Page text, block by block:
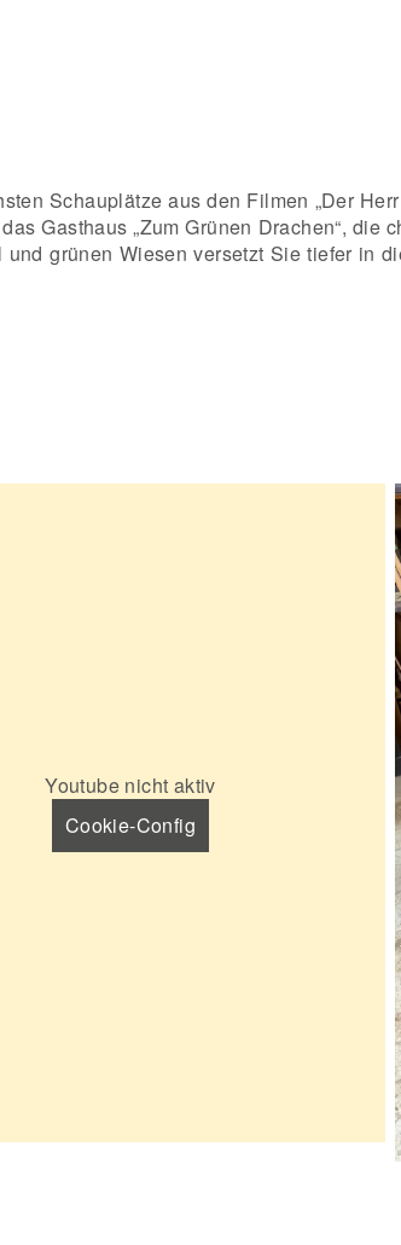
Schauplätze aus den Filmen „Der
Gasthaus „Zum Grünen Drachen“,
grünen Wiesen versetzt Sie tiefer in
Youtube nicht aktiv
Cookie-Config